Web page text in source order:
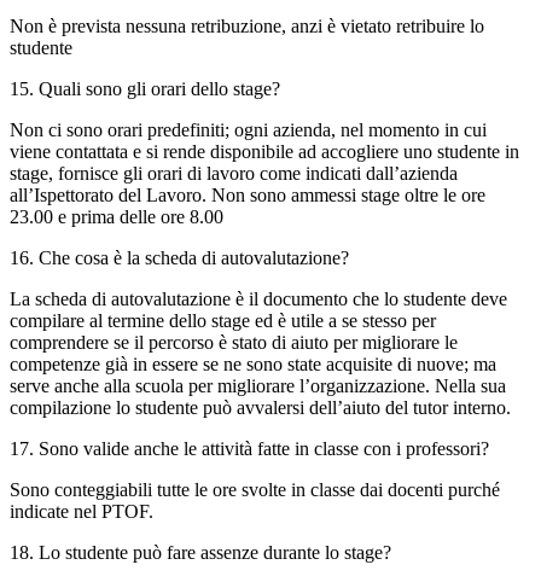
Non è prevista nessuna retribuzione, anzi è vietato retribuire lo
studente
15. Quali sono gli orari dello stage?
Non ci sono orari predefiniti; ogni azienda, nel momento in cui
viene contattata e si rende disponibile ad accogliere uno studente in
stage, fornisce gli orari di lavoro come indicati dall’azienda
all’Ispettorato del Lavoro. Non sono ammessi stage oltre le ore
23.00 e prima delle ore 8.00
16. Che cosa è la scheda di autovalutazione?
La scheda di autovalutazione è il documento che lo studente deve
compilare al termine dello stage ed è utile a se stesso per
comprendere se il percorso è stato di aiuto per migliorare le
competenze già in essere se ne sono state acquisite di nuove; ma
serve anche alla scuola per migliorare l’organizzazione. Nella sua
compilazione lo studente può avvalersi dell’aiuto del tutor interno.
17. Sono valide anche le attività fatte in classe con i professori?
Sono conteggiabili tutte le ore svolte in classe dai docenti purché
indicate nel PTOF.
18. Lo studente può fare assenze durante lo stage?